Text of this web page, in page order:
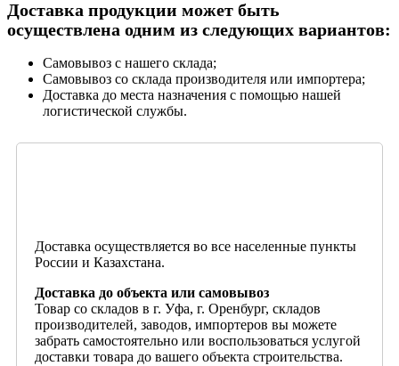
Доставка продукции может быть
осуществлена одним из следующих вариантов:
Самовывоз с нашего склада;
Самовывоз со склада производителя или импортера;
Доставка до места назначения с помощью нашей
логистической службы.
Доставка осуществляется во все населенные пункты
России и Казахстана.
Доставка до объекта или самовывоз
Товар со складов в г. Уфа, г. Оренбург, складов
производителей, заводов, импортеров вы можете
забрать самостоятельно или воспользоваться услугой
доставки товара до вашего объекта строительства.